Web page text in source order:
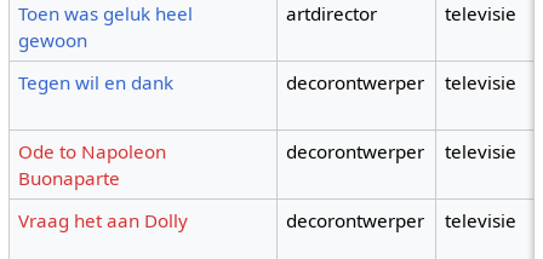
Toen was geluk heel
gewoon
artdirector televisie
Tegen wil en dank decorontwerper televisie
Ode to Napoleon
Buonaparte
decorontwerper televisie
Vraag het aan Dolly decorontwerper televisie